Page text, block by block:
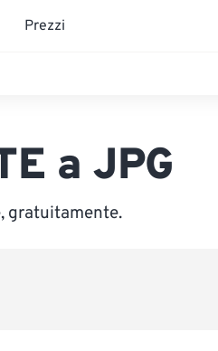
Prezzi
a JPG
gratuitamente.